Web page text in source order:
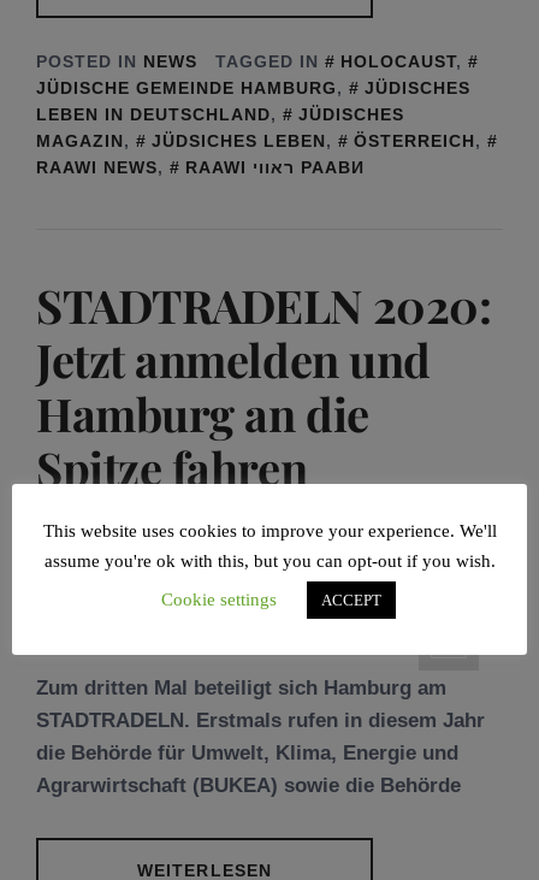
POSTED IN NEWS TAGGED IN HOLOCAUST,
JÜDISCHE GEMEINDE HAMBURG,
JÜDISCHES
LEBEN IN DEUTSCHLAND,
JÜDISCHES
MAGAZIN, JÜDSICHES LEBEN, ÖSTERREICH,
RAAWI NEWS, RAAWI ראווי РААВИ
STADTRADELN 2020:
Jetzt anmelden und
Hamburg an die
Spitze fahren
POSTED ON05/08/2020 BYSANDRA A.
BORCHERT
Zum dritten Mal beteiligt sich Hamburg am
STADTRADELN. Erstmals rufen in diesem Jahr
die Behörde für Umwelt, Klima, Energie und
Agrarwirtschaft (BUKEA) sowie die Behörde
WEITERLESEN
This website uses cookies to improve your experience. We'll
assume you're ok with this, but you can opt-out if you wish.
Cookie settings
ACCEPT